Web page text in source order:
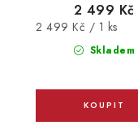
Skladem
2 499 Kč
Měrná
2 499 Kč / 1 ks